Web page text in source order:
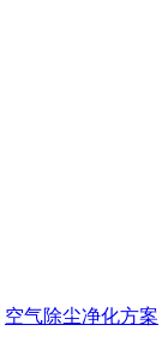
空气除尘净化方案